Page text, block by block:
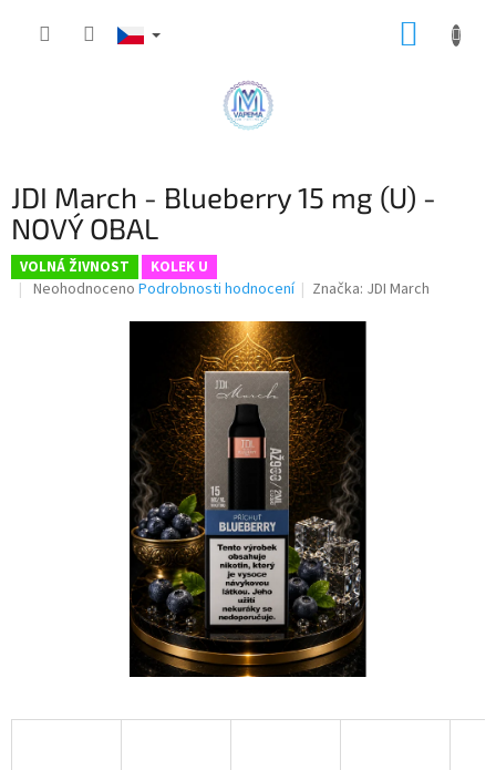
JDI March - Blueberry 15 mg (U) -
NOVÝ OBAL
VOLNÁ ŽIVNOST KOLEK U
Průměrné
Neohodnoceno Podrobnosti hodnocení Značka: JDI March